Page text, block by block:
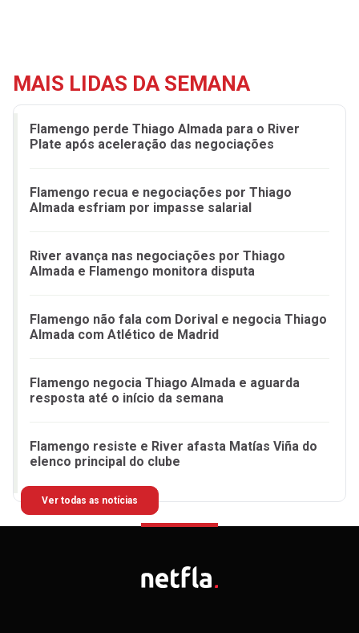
MAIS LIDAS DA SEMANA
Flamengo perde Thiago Almada para o River
Plate após aceleração das negociações
Flamengo recua e negociações por Thiago
Almada esfriam por impasse salarial
River avança nas negociações por Thiago
Almada e Flamengo monitora disputa
Flamengo não fala com Dorival e negocia Thiago
Almada com Atlético de Madrid
Flamengo negocia Thiago Almada e aguarda
resposta até o início da semana
Flamengo resiste e River afasta Matías Viña do
elenco principal do clube
Ver todas as notícias